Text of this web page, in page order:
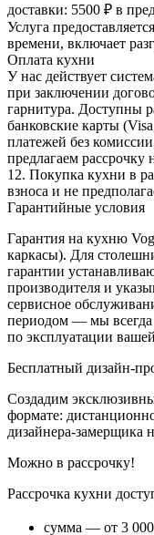
БОЛЕЕ
2200
ЦВЕТОВ -
ЛЮБОЙ
ЦВЕТ ПО
КАТАЛОГАМ
RAL И NCS
АНТРАЦИТ
БЕЛЫЙ
БАЗОВЫЙ
БУК
АРТИЗАН
ВИНТАЖ
доставки: 5500 ₽ в
Услуга
времени, включает
Оплата кухни
У нас действует
при заключении
гарнитура. Доступны
банковские карты
платежей без
предлагаем
12. Покупка кухни в
взноса и не
Гарантийные условия
Гарантия на кухню
каркасы). Для
гарантии
производителя и
сервисное
периодом — мы
по эксплуатации
Бесплатный дизайн-
Создадим
формате:
дизайнера-замерщика
Можно в рассрочку!
Рассрочка кухни
сумма — от 3